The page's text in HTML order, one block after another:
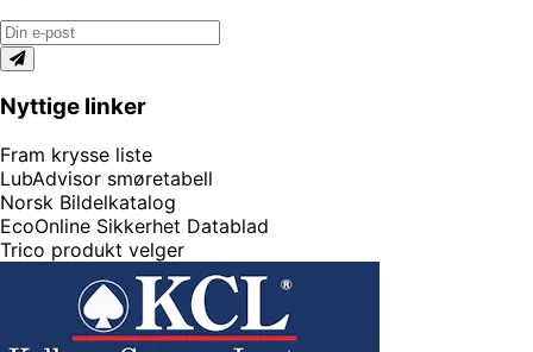
Nyttige linker
Fram krysse liste
LubAdvisor smøretabell
Norsk Bildelkatalog
EcoOnline Sikkerhet Datablad
Trico produkt velger